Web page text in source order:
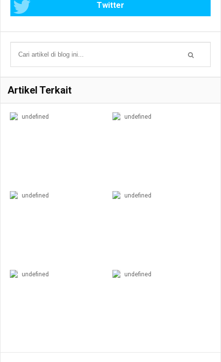
Twitter
Artikel Terkait
undefined undefined
undefined undefined
undefined undefined